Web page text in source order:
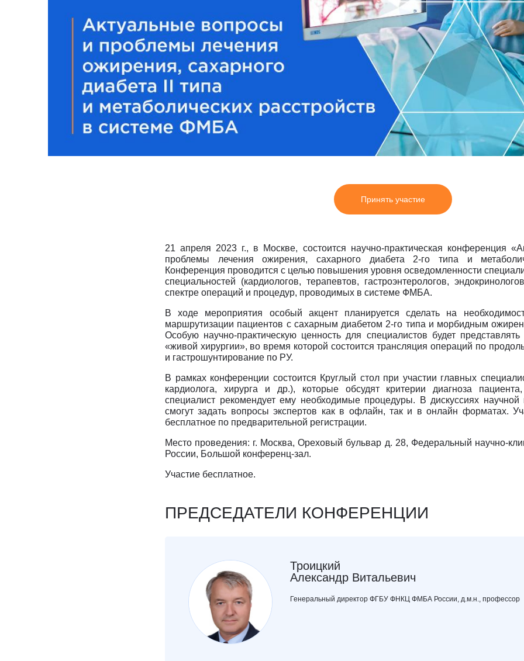
Кардиология
Кардиоонкология
Кардиохирургия
Кистевая хирургия
Клиника абдоминальной хирургии
Клиника лечения боли
Клиника сахарного диабета
Косметология
Оториноларингология (ЛОР)
Офтальмология
П
Патологии головы и шеи
Пластическая хирургия
Психиатрия
Психотерапия
Р
Радиология
Регенеративная медицина
Центр восстановления и
превентивной медицины
Центр снижения веса
Центр спасения конечностей
Центр хирургии грыж
Ч
Челюстно-лицевая хирургия
Эндокринная хирургия
Эндокринология
Эндокринология-диетология
Эндоскопия
Принять участие
21 апреля 2023 г., в Москве, состоится научно-практическая конференция
проблемы лечения ожирения, сахарного диабета 2-го типа и
Конференция проводится с целью повышения уровня осведомленности
специальностей (кардиологов, терапевтов, гастроэнтерологов,
спектре операций и процедур, проводимых в системе ФМБА.
В ходе мероприятия особый акцент планируется сделать на
маршрутизации пациентов с сахарным диабетом 2-го типа и морбидным
Особую научно-практическую ценность для специалистов будет
«живой хирургии», во время которой состоится трансляция операций по
и гастрошунтирование по РУ.
В рамках конференции состоится Круглый стол при участии главных
кардиолога, хирурга и др.), которые обсудят критерии диагноза
специалист рекомендует ему необходимые процедуры. В дискуссиях научной
смогут задать вопросы экспертов как в офлайн, так и в онлайн форматах.
бесплатное по предварительной регистрации.
Место проведения: г. Москва, Ореховый бульвар д. 28, Федеральный научно-
России, Большой конференц-зал.
Участие бесплатное.
ПРЕДСЕДАТЕЛИ КОНФЕРЕНЦИИ
Троицкий
Александр Витальевич
Генеральный директор ФГБУ ФНКЦ ФМБА России, д.м.н., профессор